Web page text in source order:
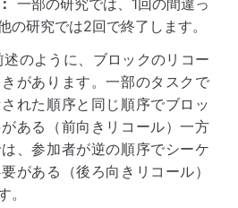
の研究では2回で終了します。
述のように、ブロックのリコー
があります。一部のタスクで
れた順序と同じ順序でブロッ
ある（前向きリコール）一方
、参加者が逆の順序でシーケ
がある（後ろ向きリコール）
。